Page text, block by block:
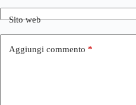
Sito web
Aggiungi commento *